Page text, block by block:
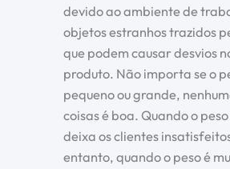
devido ao ambiente de
objetos estranhos trazidos
que podem causar desvios
produto. Não importa se o
pequeno ou grande,
coisas é boa. Quando o
deixa os clientes
entanto, quando o peso é